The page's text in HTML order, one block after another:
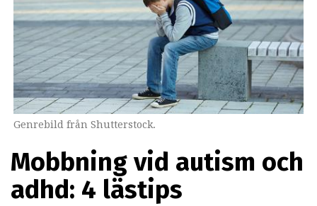
Genrebild från Shutterstock.
Mobbning vid autism och
adhd: 4 lästips